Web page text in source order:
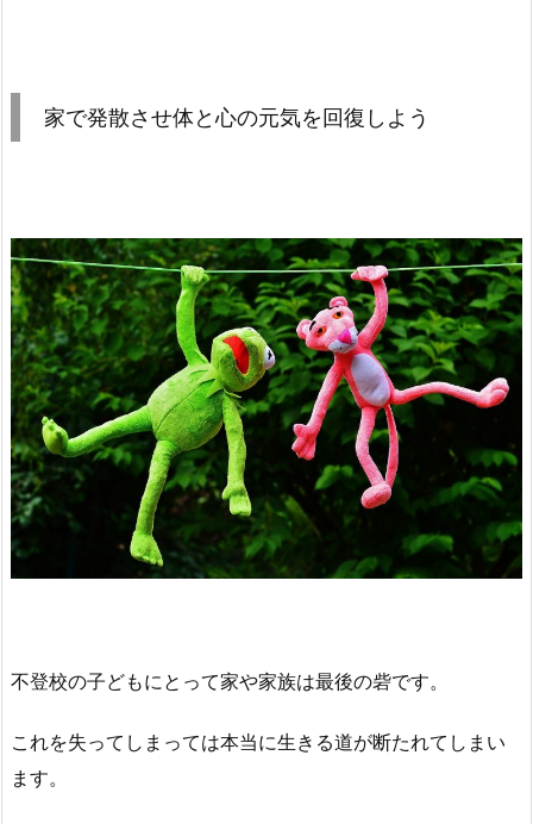
家で発散させ体と心の元気を回復しよう
不登校の子どもにとって家や家族は最後の砦です。
これを失ってしまっては本当に生きる道が断たれてしまい
ます。